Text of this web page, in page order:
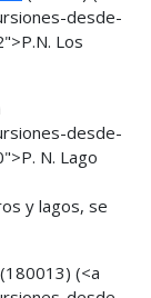
desde-
Los
desde-
N. Lago
y lagos, se
(180013) (<a